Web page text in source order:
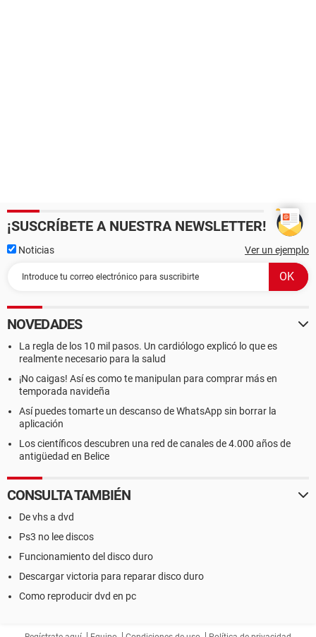
¡SUSCRÍBETE A NUESTRA NEWSLETTER!
Noticias Ver un ejemplo
NOVEDADES
La regla de los 10 mil pasos. Un cardiólogo explicó lo que es
realmente necesario para la salud
¡No caigas! Así es como te manipulan para comprar más en
temporada navideña
Así puedes tomarte un descanso de WhatsApp sin borrar la
aplicación
Los científicos descubren una red de canales de 4.000 años de
antigüedad en Belice
CONSULTA TAMBIÉN
De vhs a dvd
Ps3 no lee discos
Funcionamiento del disco duro
Descargar victoria para reparar disco duro
Como reproducir dvd en pc